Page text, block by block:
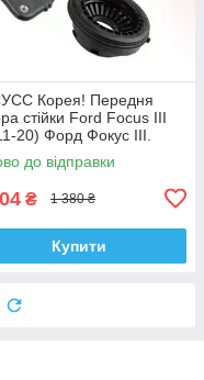
Корея! Передня
стійки Ford Focus III
20) Форд Фокус III.
, 802460 , KB652.13 ,
до відправки
₴ 1 380 ₴
Купити